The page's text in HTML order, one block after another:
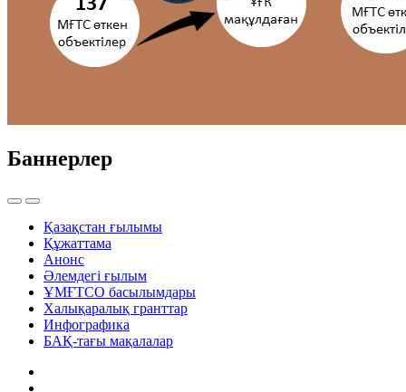
Баннерлер
Қазақстан ғылымы
Құжаттама
Анонс
Әлемдегі ғылым
ҰМҒТСО басылымдары
Халықаралық гранттар
Инфографика
БАҚ-тағы мақалалар